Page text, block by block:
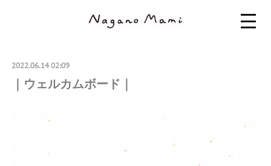
2022.06.14 02:09
｜ウェルカムボード｜